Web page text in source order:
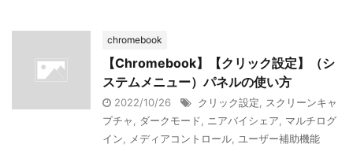
chromebook
【Chromebook】【クリック設定】（シ
ステムメニュー）パネルの使い方
2022/10/26 クリック設定
スクリーンキャ
プチャ
ダークモード ニアバイシェア
マルチログ
イン
メディアコントロール ユーザー補助機能